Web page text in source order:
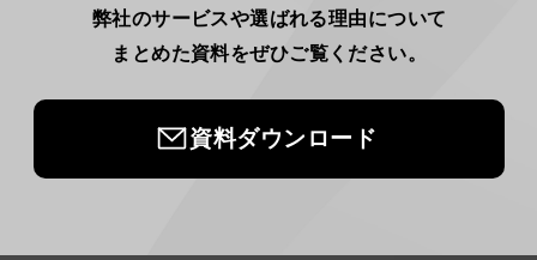
弊社のサービスや選ばれる理由について
まとめた資料をぜひご覧ください。
資料ダウンロード